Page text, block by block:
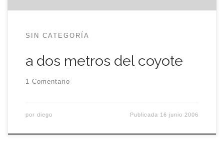
SIN CATEGORÍA
a dos metros del coyote
1 Comentario
por diego Publicada 16 junio 2006